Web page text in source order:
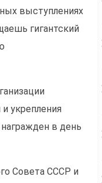
выступлениях
гигантский
укрепления
в день
Совета СССР и